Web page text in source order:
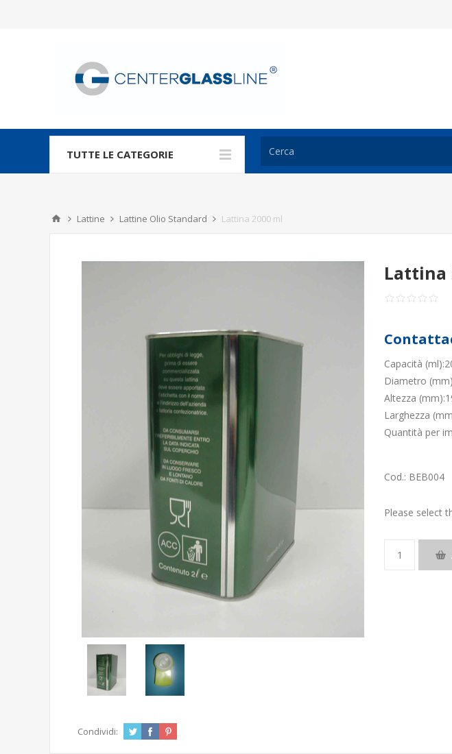
TUTTE LE CATEGORIE
Lattine Lattine Olio Standard Lattina 2000 ml
Lattina
Capacità
Diametro
Altezza
Larghezza
Quantità per
Cod.: BEB004
Please select
Condividi: